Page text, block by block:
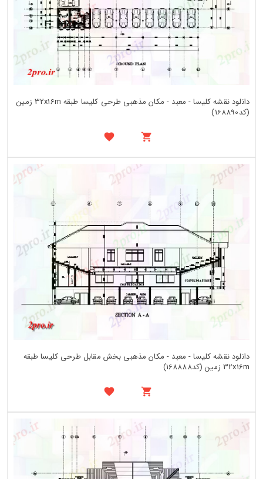
دانلود نقشه کلیسا - معبد - مکان مذهبی طرحی کلیسا طبقه 32x16m زمین
(کد168890)
دانلود نقشه کلیسا - معبد - مکان مذهبی بخش مقابل طرحی کلیسا طبقه
32x16m زمین (کد168888)